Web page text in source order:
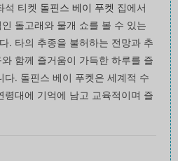
석 티켓 돌핀스 베이 푸켓 집에서
돌고래와 물개 쇼를 볼 수 있는
. 타의 추종을 불허하는 전망과 추
함께 즐거움이 가득한 하루를 즐
다. 돌핀스 베이 푸켓은 세계적 수
령대에 기억에 남고 교육적이며 즐